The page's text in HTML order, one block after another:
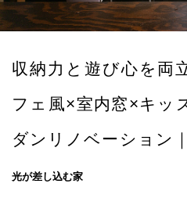
収納力と遊び心を両
フェ風×室内窓×キッ
ダンリノベーション
光が差し込む家